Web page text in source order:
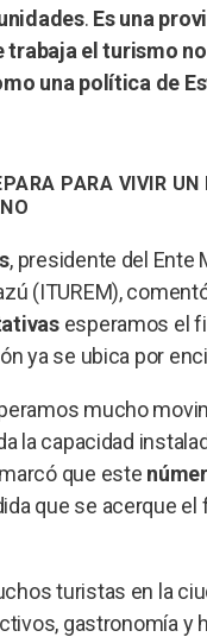
. Es una
trabaja el turismo
una política de
PARA VIVIR UN
, presidente del Ente
(ITUREM),
esperamos el
ya se ubica por
mucho
la capacidad
que este
que se acerque el
turistas en la
gastronomía y